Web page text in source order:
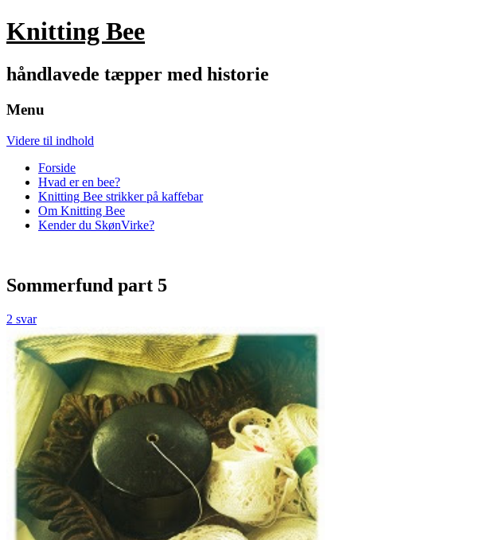
Knitting Bee
håndlavede tæpper med historie
Menu
Videre til indhold
Forside
Hvad er en bee?
Knitting Bee strikker på kaffebar
Om Knitting Bee
Kender du SkønVirke?
Sommerfund part 5
2 svar